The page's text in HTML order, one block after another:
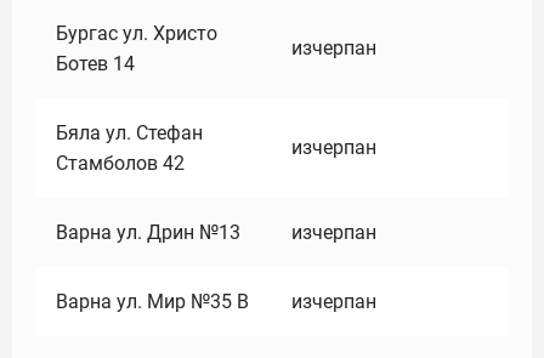
Бургас ул. Христо
Ботев 14
изчерпан
Бяла ул. Стефан
Стамболов 42
изчерпан
Варна ул. Дрин №13 изчерпан
Варна ул. Мир №35 В изчерпан